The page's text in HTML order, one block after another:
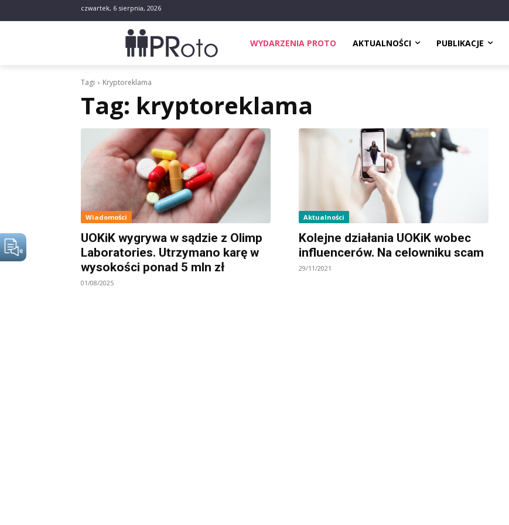
czwartek, 6 sierpnia, 2026
WYDARZENIA PROTO AKTUALNOŚCI PUBLIKACJE
Tagi Kryptoreklama
Tag: kryptoreklama
Wiadomości
UOKiK wygrywa w sądzie z Olimp
Laboratories. Utrzymano karę w
wysokości ponad 5 mln zł
01/08/2025
Aktualności
Kolejne działania UOKiK wobec
influencerów. Na celowniku scam
29/11/2021